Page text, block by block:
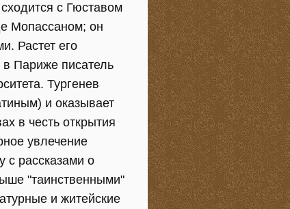
с Гюставом
Мопассаном; он
Растет его
Париже писатель
Тургенев
и оказывает
в честь открытия
увлечение
с рассказами о
"таинственными"
и житейские